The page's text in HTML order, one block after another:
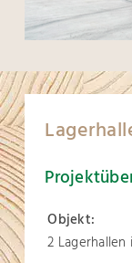
Objekt:
2 Lagerhallen